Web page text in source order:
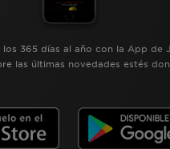
365 días al año con la App de
las últimas novedades estés